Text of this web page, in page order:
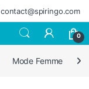
contact@spiringo.com
0
Mode Femme